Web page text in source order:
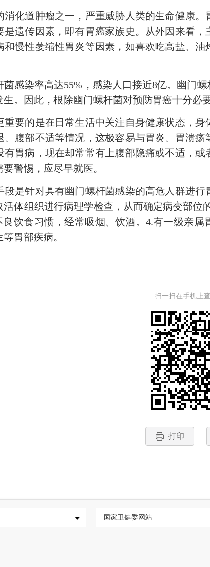
道肿瘤之一，严重威胁人类的生命健康。
是遗传因素，即有胃癌家族史。从外因来看
和慢性萎缩性胃炎等因素，如喜欢吃高盐、
染率高达55%，感染人口接近8亿。幽门螺
。因此，根除幽门螺杆菌对预防胃癌十分必
的是在日常生活中关注自身健康状态，身
、腹部不适等情况，这极容易与胃炎、胃溃
有胃病，现在却常常有上腹部隐痛或不适，
警惕，应尽早就医。
针对具有幽门螺杆菌感染的高危人群进行
活体组织进行病理学检查，从而确定病变部位
良饮食习惯，经常吸烟、饮酒。4.有一级亲
胃部疾病。
扫一扫在手机上
打印
国家卫健委网站